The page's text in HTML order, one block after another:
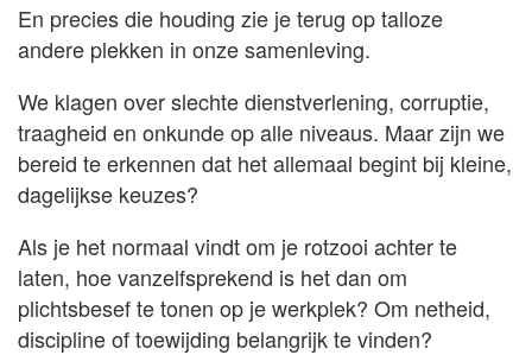
En precies die houding zie je terug op talloze
andere plekken in onze samenleving.
We klagen over slechte dienstverlening, corruptie,
traagheid en onkunde op alle niveaus. Maar zijn we
bereid te erkennen dat het allemaal begint bij kleine,
dagelijkse keuzes?
Als je het normaal vindt om je rotzooi achter te
laten, hoe vanzelfsprekend is het dan om
plichtsbesef te tonen op je werkplek? Om netheid,
discipline of toewijding belangrijk te vinden?